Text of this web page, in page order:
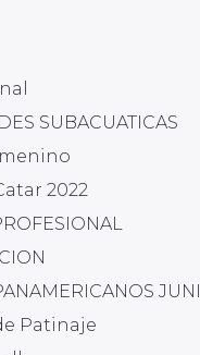
SUBACUATICAS
2022
Patinaje